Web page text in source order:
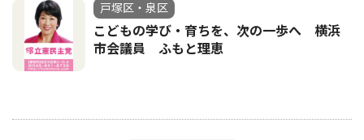
戸塚区・泉区
こどもの学び・育ちを、次の一歩へ 横浜
市会議員 ふもと理恵